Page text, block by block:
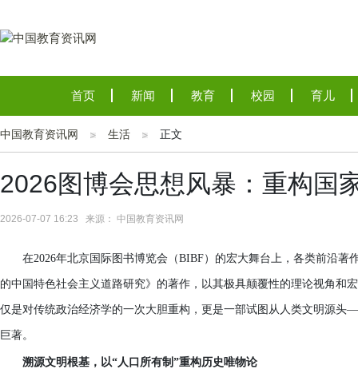
首页 新闻 教育 校园 育儿
中国教育资讯网 生活 正文
2026图博会思想风暴：重构国
2026-07-07 16:23 来源： 中国教育资讯网
在2026年北京国际图书博览会（BIBF）的宏大舞台上，各类前沿
的中国特色社会主义道路研究》的著作，以其极具颠覆性的理论视角和
仅是对传统政治经济学的一次大胆重构，更是一部试图从人类文明源
巨著。
溯源文明根基，以“人口所有制”重构历史唯物论